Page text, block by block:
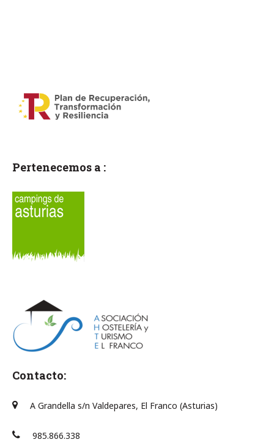
Pertenecemos a :
Contacto:
A Grandella s/n Valdepares, El Franco (Asturias)
985.866.338